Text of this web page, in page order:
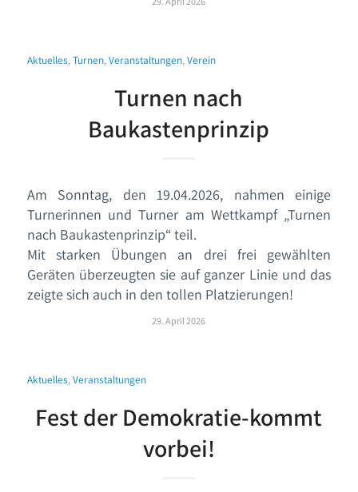
Aktuelles,Turnen,Veranstaltungen,Verein
Turnen nach
Baukastenprinzip
Am Sonntag, den 19.04.2026, nahmen einige
Turnerinnen und Turner am Wettkampf „Turnen
nach Baukastenprinzip“ teil.
Mit starken Übungen an drei frei gewählten
Geräten überzeugten sie auf ganzer Linie und das
zeigte sich auch in den tollen Platzierungen!
29. April 2026
Aktuelles,Veranstaltungen
Fest der Demokratie-kommt
vorbei!